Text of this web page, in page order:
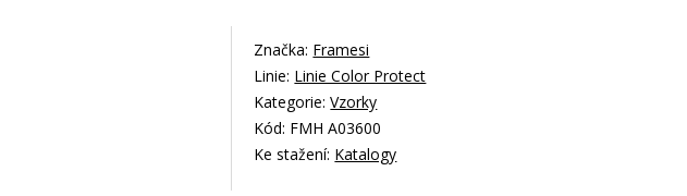
Značka: Framesi
Linie: Linie Color Protect
Kategorie:Vzorky
Kód: FMH A03600
Ke stažení: Katalogy